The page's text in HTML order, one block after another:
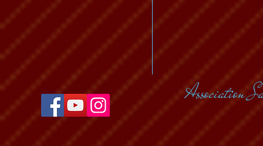
Association